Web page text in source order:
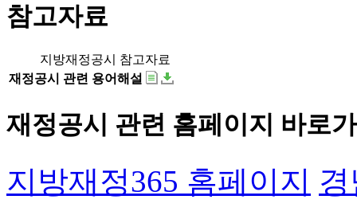
참고자료
지방재정공시 참고자료
재정공시 관련 용어해설
재정공시 관련 홈페이지 바로
지방재정365 홈페이지